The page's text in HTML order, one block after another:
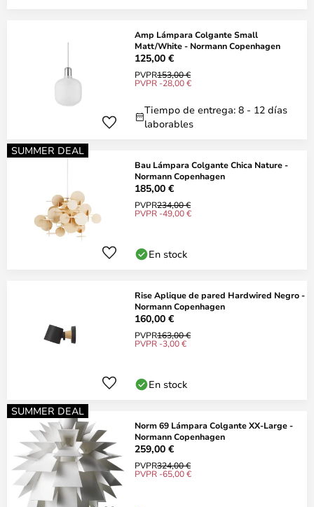
Amp Lámpara Colgante Small
Matt/White - Normann Copenhagen
125,00 €
PVPR153,00 €
PVPR -28,00 €
Tiempo de entrega: 8 - 12 días
laborables
SUMMER DEAL
Bau Lámpara Colgante Chica Nature -
Normann Copenhagen
185,00 €
PVPR234,00 €
PVPR -49,00 €
En stock
Rise Aplique de pared Hardwired Negro -
Normann Copenhagen
160,00 €
PVPR163,00 €
PVPR -3,00 €
En stock
SUMMER DEAL
Norm 69 Lámpara Colgante XX-Large -
Normann Copenhagen
259,00 €
PVPR324,00 €
PVPR -65,00 €